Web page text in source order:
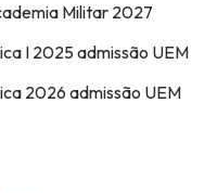
Militar 2027
I 2025 admissão UEM
2026 admissão UEM